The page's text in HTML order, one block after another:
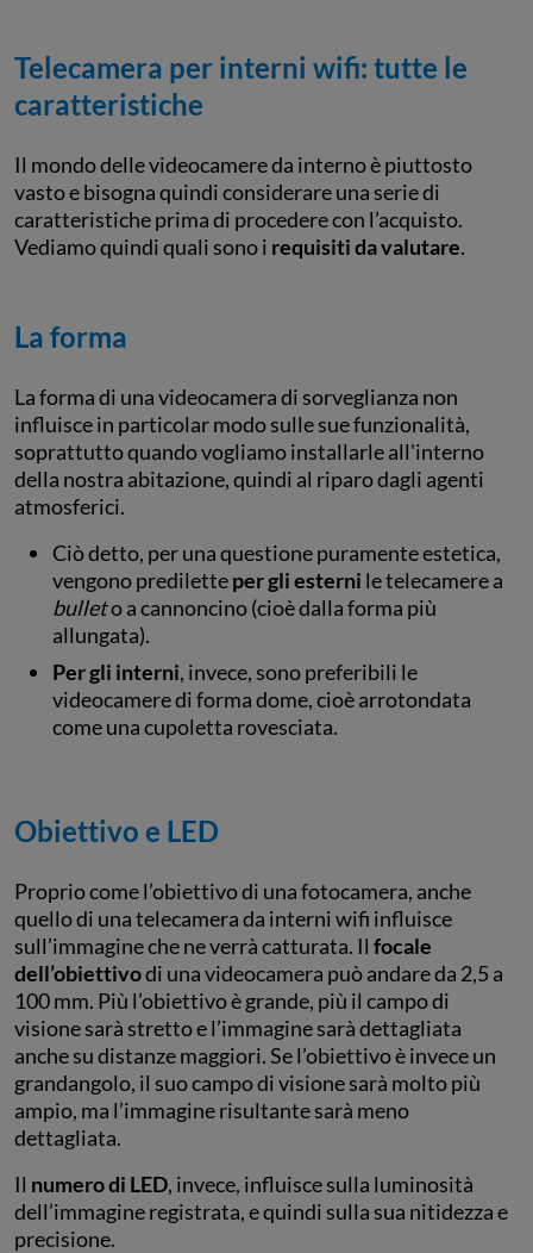
Telecamera per interni wifi: tutte le
caratteristiche
Il mondo delle videocamere da interno è piuttosto
vasto e bisogna quindi considerare una serie di
caratteristiche prima di procedere con l’acquisto.
Vediamo quindi quali sono i requisiti da valutare.
La forma
La forma di una videocamera di sorveglianza non
influisce in particolar modo sulle sue funzionalità,
soprattutto quando vogliamo installarle all'interno
della nostra abitazione, quindi al riparo dagli agenti
atmosferici.
Ciò detto, per una questione puramente estetica,
vengono prediletteper gli esterni le telecamere a
bulleto a cannoncino (cioè dalla forma più
allungata).
Per gli interni, invece, sono preferibili le
videocamere di forma dome, cioè arrotondata
come una cupoletta rovesciata.
Obiettivo e LED
Proprio come l’obiettivo di una fotocamera, anche
quello di una telecamera da interni wifi influisce
sull’immagine che ne verrà catturata. Il focale
dell’obiettivodi una videocamera può andare da 2,5 a
100 mm. Più l’obiettivo è grande, più il campo di
visione sarà stretto e l’immagine sarà dettagliata
anche su distanze maggiori. Se l’obiettivo è invece un
grandangolo, il suo campo di visione sarà molto più
ampio, ma l’immagine risultante sarà meno
dettagliata.
Il numero di LED, invece, influisce sulla luminosità
dell’immagine registrata, e quindi sulla sua nitidezza e
precisione.